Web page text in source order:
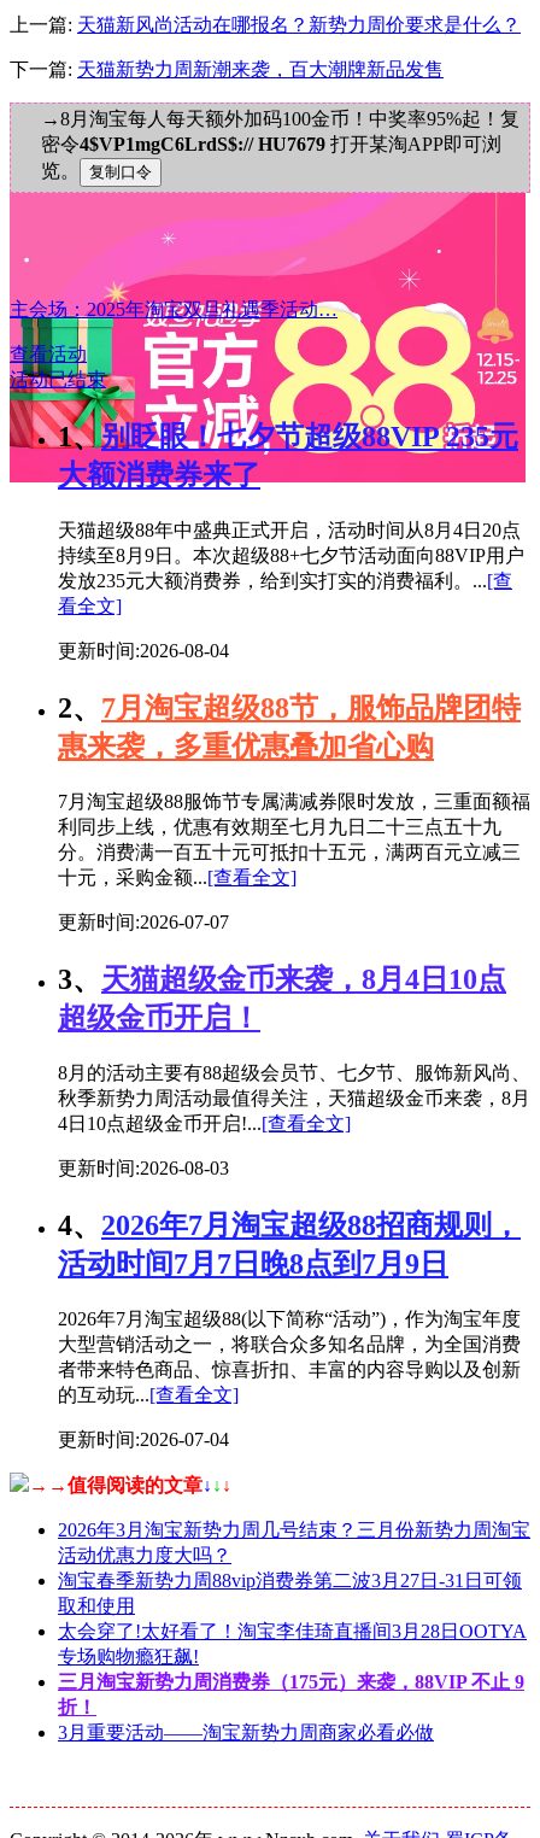
上一篇: 天猫新风尚活动在哪报名？新势力周价要求是什么？
下一篇: 天猫新势力周新潮来袭，百大潮牌新品发售
→8月淘宝每人每天额外加码100金币！中奖率95%起！复
密令4$VP1mgC6LrdS$:// HU7679 打开某淘APP即可浏
览。
主会场：2025年淘宝双旦礼遇季活动…
查看活动
活动已结束
1、别眨眼！七夕节超级88VIP 235元
大额消费券来了
天猫超级88年中盛典正式开启，活动时间从8月4日20点
持续至8月9日。本次超级88+七夕节活动面向88VIP用户
发放235元大额消费券，给到实打实的消费福利。...[查
看全文]
更新时间:2026-08-04
2、 7月淘宝超级88节，服饰品牌团特
惠来袭，多重优惠叠加省心购
7月淘宝超级88服饰节专属满减券限时发放，三重面额福
利同步上线，优惠有效期至七月九日二十三点五十九
分。消费满一百五十元可抵扣十五元，满两百元立减三
十元，采购金额...[查看全文]
更新时间:2026-07-07
3、 天猫超级金币来袭，8月4日10点
超级金币开启！
8月的活动主要有88超级会员节、七夕节、服饰新风尚、
秋季新势力周活动最值得关注，天猫超级金币来袭，8月
4日10点超级金币开启!...[查看全文]
更新时间:2026-08-03
4、 2026年7月淘宝超级88招商规则，
活动时间7月7日晚8点到7月9日
2026年7月淘宝超级88(以下简称“活动”)，作为淘宝年度
大型营销活动之一，将联合众多知名品牌，为全国消费
者带来特色商品、惊喜折扣、丰富的内容导购以及创新
的互动玩...[查看全文]
更新时间:2026-07-04
→→值得阅读的文章↓ ↓ ↓
2026年3月淘宝新势力周几号结束？三月份新势力周淘宝
活动优惠力度大吗？
淘宝春季新势力周88vip消费券第二波3月27日-31日可领
取和使用
太会穿了!太好看了！淘宝李佳琦直播间3月28日OOTYA
专场购物瘾狂飙!
三月淘宝新势力周消费券（175元）来袭，88VIP 不止 9
折！
3月重要活动——淘宝新势力周商家必看必做